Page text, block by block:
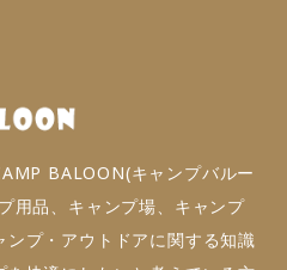
BALOON(キャンプバルー
用品、キャンプ場、キャンプ
プ・アウトドアに関する知識